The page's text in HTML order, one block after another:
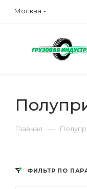
Москва
Главная —
ФИЛЬТР ПО